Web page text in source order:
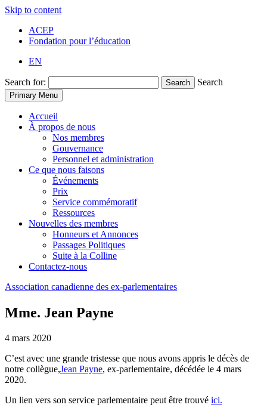
Skip to content
ACEP
Fondation pour l’éducation
EN
Search for: Search Search
Primary Menu
Accueil
À propos de nous
Nos membres
Gouvernance
Personnel et administration
Ce que nous faisons
Événements
Prix
Service commémoratif
Ressources
Nouvelles des membres
Honneurs et Annonces
Passages Politiques
Suite à la Colline
Contactez-nous
Association canadienne des ex-parlementaires
Mme. Jean Payne
4 mars 2020
C’est avec une grande tristesse que nous avons appris le décès de
notre collègue,Jean Payne, ex-parlementaire, décédée le 4 mars
2020.
Un lien vers son service parlementaire peut être trouvé ici.